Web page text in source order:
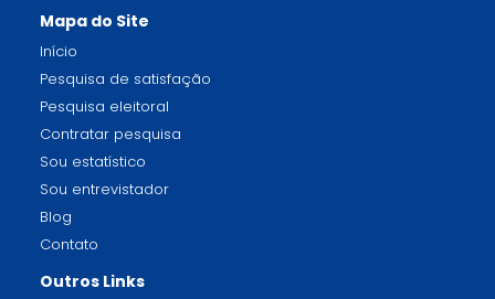
Mapa do Site
Início
Pesquisa de satisfação
Pesquisa eleitoral
Contratar pesquisa
Sou estatístico
Sou entrevistador
Blog
Contato
Outros Links